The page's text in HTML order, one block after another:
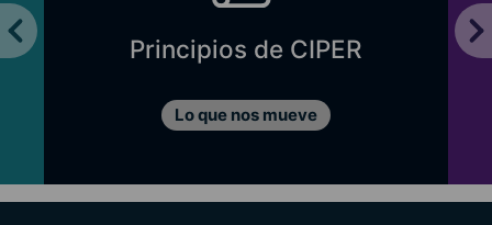
Principios de CIPER
Lo que nos mueve